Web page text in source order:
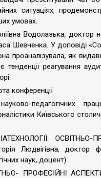
ситуаціях,
умовах.
Водолазька, доктор
Шевченка. У доповіді
проаналізувала, як
реагування
конференції
педагогічних
Київського
ОСВІТНЬО-
Людвігівна, доктор
наук, доцент).
ПРОФЕСІЙНІ